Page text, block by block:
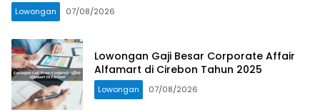
Lowongan 07/08/2026
Lowongan Gaji Besar Corporate Affair
Alfamart di Cirebon Tahun 2025
Lowongan 07/08/2026